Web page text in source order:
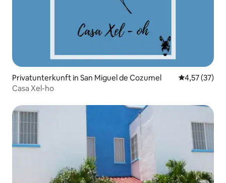
Privatunterkunft in San Miguel de Cozumel
4,57 (37)
Casa Xel-ho